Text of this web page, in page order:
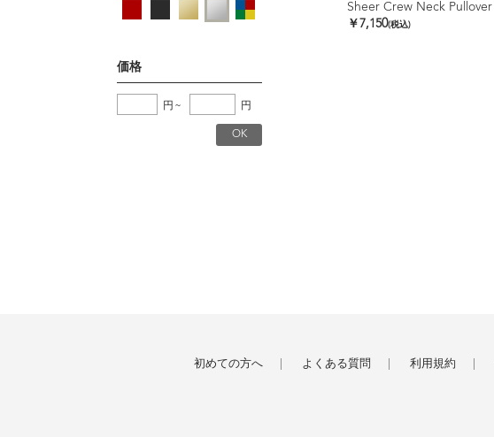
価格
円 ~ 円
Sheer Crew Neck Pullover
￥7,150(税込)
初めての方へ よくある質問 利用規約